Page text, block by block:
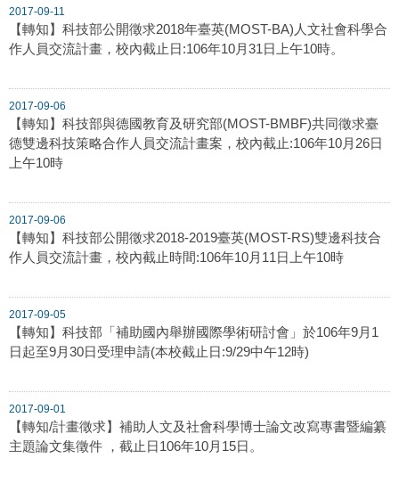
2017-09-11
【轉知】科技部公開徵求2018年臺英(MOST-BA)人文社會科學合
作人員交流計畫，校內截止日:106年10月31日上午10時。
2017-09-06
【轉知】科技部與德國教育及研究部(MOST-BMBF)共同徵求臺
德雙邊科技策略合作人員交流計畫案，校內截止:106年10月26日
上午10時
2017-09-06
【轉知】科技部公開徵求2018-2019臺英(MOST-RS)雙邊科技合
作人員交流計畫，校內截止時間:106年10月11日上午10時
2017-09-05
【轉知】科技部「補助國內舉辦國際學術研討會」於106年9月1
日起至9月30日受理申請(本校截止日:9/29中午12時)
2017-09-01
【轉知/計畫徵求】補助人文及社會科學博士論文改寫專書暨編纂
主題論文集徵件 ，截止日106年10月15日。